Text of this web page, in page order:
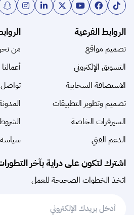
الروابط الفرعية
تصميم مواقع
التسويق الإلكتروني
الاستضافة السحابية
تصميم وتطوير التطبيقات
السيرفرات الخاصة
الدعم الفني
من
أعمالنا
تواصل
اشترك لتكون على دراية بآخر
اتخذ الخطوات الصحيحة للعمل